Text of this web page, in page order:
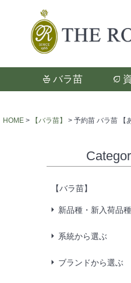
バラ苗
HOME 【バラ苗】 予約苗 バラ苗 【
【バラ苗】
新品種・新入荷品種
系統から選ぶ
ブランドから選ぶ